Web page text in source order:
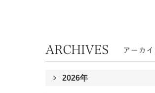
2026年